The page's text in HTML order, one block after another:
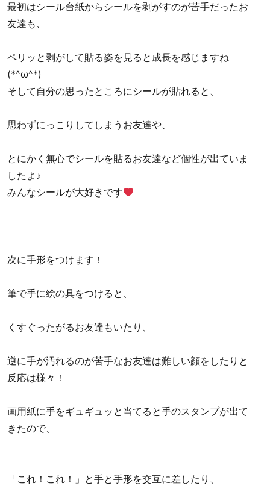
最初はシール台紙からシールを剥がすのが苦手だったお
友達も、
ペリッと剥がして貼る姿を見ると成長を感じますね
(*^ω^*)
そして自分の思ったところにシールが貼れると、
思わずにっこりしてしまうお友達や、
とにかく無心でシールを貼るお友達など個性が出ていま
したよ♪
みんなシールが大好きです
次に手形をつけます！
筆で手に絵の具をつけると、
くすぐったがるお友達もいたり、
逆に手が汚れるのが苦手なお友達は難しい顔をしたりと
反応は様々！
画用紙に手をギュギュッと当てると手のスタンプが出て
きたので、
「これ！これ！」と手と手形を交互に差したり、